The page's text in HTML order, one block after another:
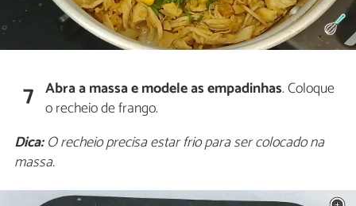
7 Abra a massa e modele as empadinhas. Coloque
o recheio de frango.
Dica:O recheio precisa estar frio para ser colocado na
massa.